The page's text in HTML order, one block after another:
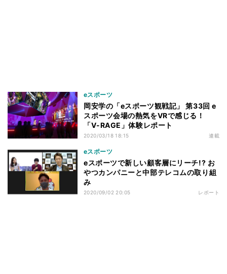
eスポーツ
岡安学の「eスポーツ観戦記」 第33回 e
スポーツ会場の熱気をVRで感じる！
「V-RAGE」体験レポート
2020/03/18 18:15 連載
eスポーツ
eスポーツで新しい顧客層にリーチ!? お
やつカンパニーと中部テレコムの取り組
み
2020/09/02 20:05 レポート